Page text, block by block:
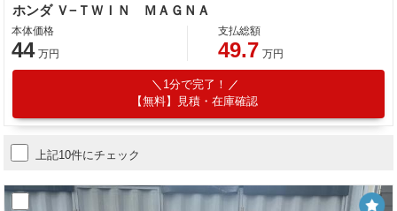
ホンダ Ｖ−ＴＷＩＮ ＭＡＧＮＡ
本体価格
44 万円
支払総額
49.7 万円
1分で完了！
【無料】見積・在庫確認
上記10件にチェック